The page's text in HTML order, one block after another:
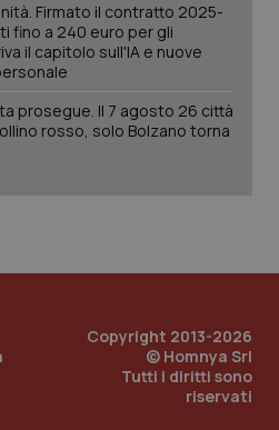
Firmato il contratto 2025-
fino a 240 euro per gli
il capitolo sull'IA e nuove
prosegue. Il 7 agosto 26 città
rosso, solo Bolzano torna
Copyright 2013-2026
© Homnya Srl
Tutti i diritti sono
riservati